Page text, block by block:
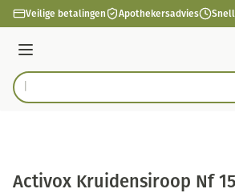
Ga naar de inhoud
Veilige betalingen Apothekersadvies
Menu
Product, merk, categorie...
Activox Kruidensiroop Nf